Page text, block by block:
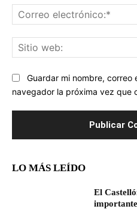
Guardar mi nombre,
navegador la próxima vez que
LO MÁS LEÍDO
El